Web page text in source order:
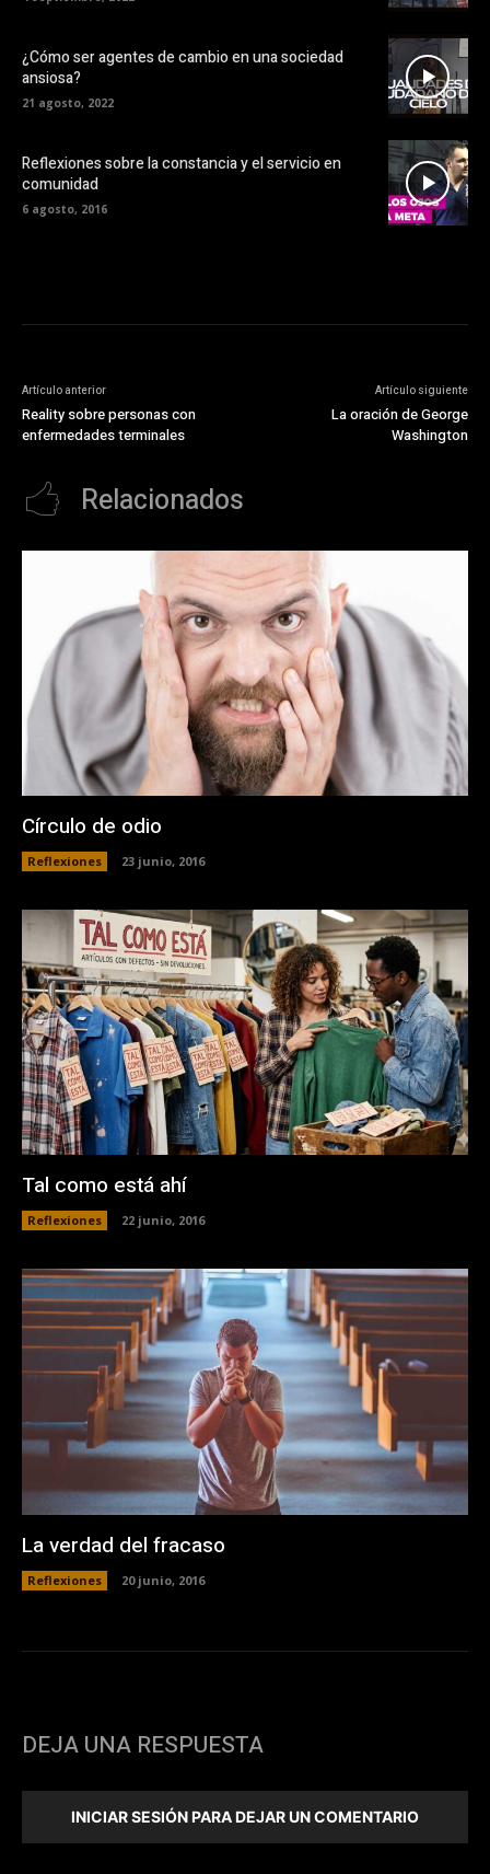
¿Cómo ser agentes de cambio en una sociedad
ansiosa?
21 agosto, 2022
Reflexiones sobre la constancia y el servicio en
comunidad
6 agosto, 2016
Artículo anterior
Reality sobre personas con
enfermedades terminales
Artículo siguiente
La oración de George
Washington
Relacionados
Círculo de odio
Reflexiones 23 junio, 2016
Tal como está ahí
Reflexiones 22 junio, 2016
La verdad del fracaso
Reflexiones 20 junio, 2016
DEJA UNA RESPUESTA
INICIAR SESIÓN PARA DEJAR UN COMENTARIO